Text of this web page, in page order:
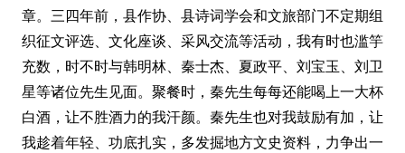
章。三四年前，县作协、县诗词学会和文旅部门不定期组
织征文评选、文化座谈、采风交流等活动，我有时也滥竽
充数，时不时与韩明林、秦士杰、夏政平、刘宝玉、刘卫
星等诸位先生见面。聚餐时，秦先生每每还能喝上一大杯
白酒，让不胜酒力的我汗颜。秦先生也对我鼓励有加，让
我趁着年轻、功底扎实，多发掘地方文史资料，力争出一